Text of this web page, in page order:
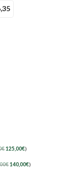
€125,00€)
€140,00€)